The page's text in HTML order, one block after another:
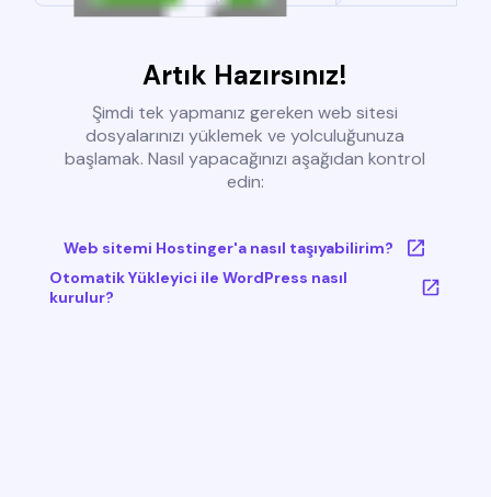
Artık Hazırsınız!
Şimdi tek yapmanız gereken web sitesi
dosyalarınızı yüklemek ve yolculuğunuza
başlamak. Nasıl yapacağınızı aşağıdan kontrol
edin:
Web sitemi Hostinger'a nasıl taşıyabilirim?
Otomatik Yükleyici ile WordPress nasıl
kurulur?